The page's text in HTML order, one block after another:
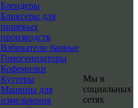
Блендеры
Бликсеры для
пищевых
производств
Взбиватели барные
Гомогенизаторы
Кофемолки
Куттеры
Машины для
измельчения
Мы в
социальных
сетях